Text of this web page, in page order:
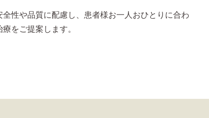
全性や品質に配慮し、患者様お一人おひとりに合わ
をご提案します。